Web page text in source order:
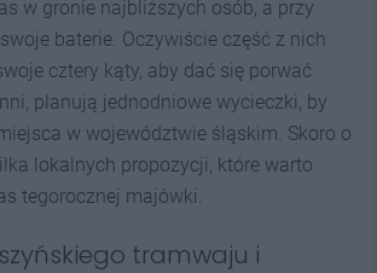
w gronie najbliższych osób, a przy
baterie. Oczywiście część z nich
cztery kąty, aby dać się porwać
planują jednodniowe wycieczki, by
w województwie śląskim. Skoro o
lokalnych propozycji, które warto
tegorocznej majówki.
tramwaju i